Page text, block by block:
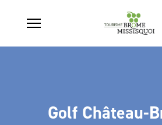
Golf Château-